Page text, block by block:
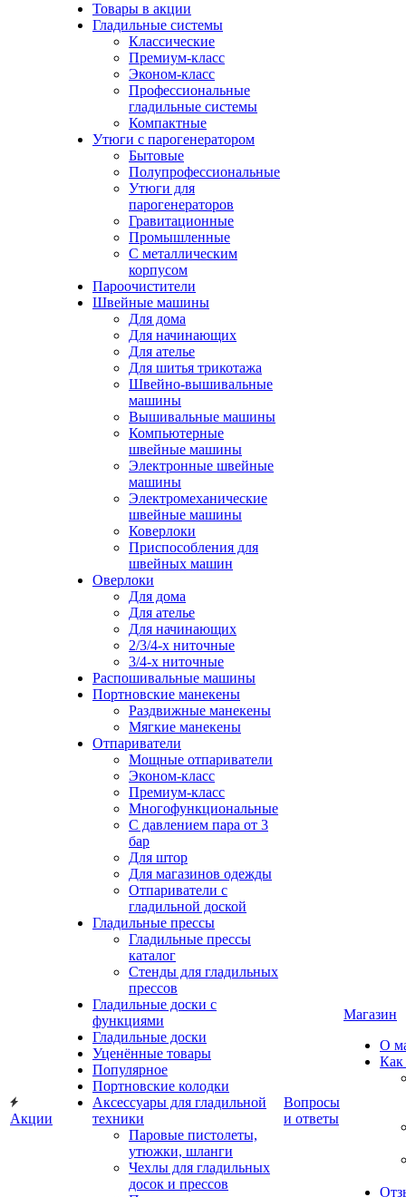
Акции
Товары в акции
Гладильные системы
Классические
Премиум-класс
Эконом-класс
Профессиональные
гладильные системы
Компактные
Утюги с парогенератором
Бытовые
Полупрофессиональные
Утюги для
парогенераторов
Гравитационные
Промышленные
С металлическим
корпусом
Пароочистители
Швейные машины
Для дома
Для начинающих
Для ателье
Для шитья трикотажа
Швейно-вышивальные
машины
Вышивальные машины
Компьютерные
швейные машины
Электронные швейные
машины
Электромеханические
швейные машины
Коверлоки
Приспособления для
швейных машин
Оверлоки
Для дома
Для ателье
Для начинающих
2/3/4-х ниточные
3/4-х ниточные
Распошивальные машины
Портновские манекены
Раздвижные манекены
Мягкие манекены
Отпариватели
Мощные отпариватели
Эконом-класс
Премиум-класс
Многофункциональные
С давлением пара от 3
бар
Для штор
Для магазинов одежды
Отпариватели с
гладильной доской
Гладильные прессы
Гладильные прессы
каталог
Стенды для гладильных
прессов
Гладильные доски с
функциями
Гладильные доски
Уценённые товары
Популярное
Портновские колодки
Аксессуары для гладильной
техники
Паровые пистолеты,
утюжки, шланги
Чехлы для гладильных
досок и прессов
Вопросы
и ответы
Магазин
О
Как